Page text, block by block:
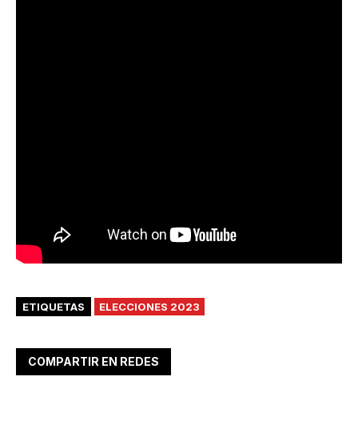
ETIQUETAS ELECCIONES 2023
COMPARTIR EN REDES